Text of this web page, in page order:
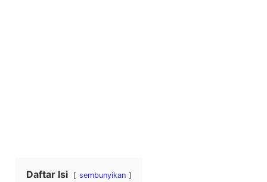
Daftar Isi sembunyikan